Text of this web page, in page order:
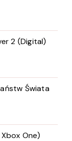
2 (Digital)
Świata
One)